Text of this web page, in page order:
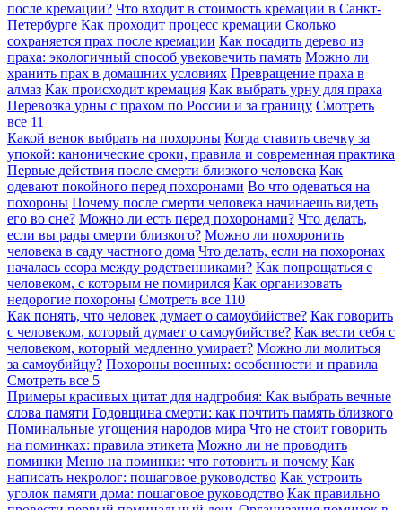
после кремации? Что входит в стоимость кремации в Санкт-
Петербурге Как проходит процесс кремации Сколько
сохраняется прах после кремации Как посадить дерево из
праха: экологичный способ увековечить память Можно ли
хранить прах в домашних условиях Превращение праха в
алмаз Как происходит кремация Как выбрать урну для праха
Перевозка урны с прахом по России и за границу Смотреть
все 11
Какой венок выбрать на похороны Когда ставить свечку за
упокой: канонические сроки, правила и современная практика
Первые действия после смерти близкого человека Как
одевают покойного перед похоронами Во что одеваться на
похороны Почему после смерти человека начинаешь видеть
его во сне? Можно ли есть перед похоронами? Что делать,
если вы рады смерти близкого? Можно ли похоронить
человека в саду частного дома Что делать, если на похоронах
началась ссора между родственниками? Как попрощаться с
человеком, с которым не помирился Как организовать
недорогие похороны Смотреть все 110
Как понять, что человек думает о самоубийстве? Как говорить
с человеком, который думает о самоубийстве? Как вести себя с
человеком, который медленно умирает? Можно ли молиться
за самоубийцу? Похороны военных: особенности и правила
Смотреть все 5
Примеры красивых цитат для надгробия: Как выбрать вечные
слова памяти Годовщина смерти: как почтить память близкого
Поминальные угощения народов мира Что не стоит говорить
на поминках: правила этикета Можно ли не проводить
поминки Меню на поминки: что готовить и почему Как
написать некролог: пошаговое руководство Как устроить
уголок памяти дома: пошаговое руководство Как правильно